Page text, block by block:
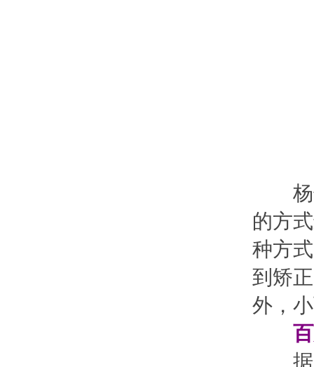
杨告
的方
种方
到矫
外，
百万
据了